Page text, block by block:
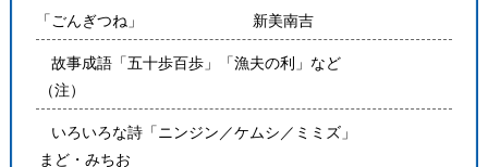
「ごんぎつね」 新美南吉
故事成語「五十歩百歩」「漁夫の利」など
（注）
いろいろな詩「ニンジン／ケムシ／ミミズ」
まど・みちお